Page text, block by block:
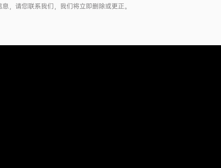
，请您联系我们，我们将立即删除或更正。